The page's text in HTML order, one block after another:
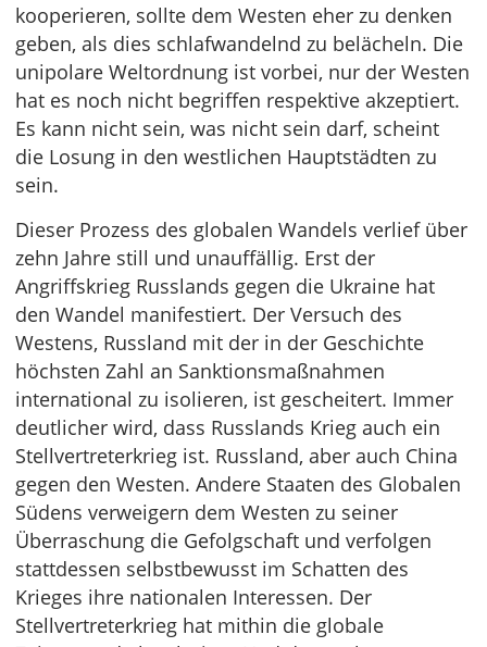
kooperieren, sollte dem Westen eher zu denken
geben, als dies schlafwandelnd zu belächeln. Die
unipolare Weltordnung ist vorbei, nur der Westen
hat es noch nicht begriffen respektive akzeptiert.
Es kann nicht sein, was nicht sein darf, scheint
die Losung in den westlichen Hauptstädten zu
sein.
Dieser Prozess des globalen Wandels verlief über
zehn Jahre still und unauffällig. Erst der
Angriffskrieg Russlands gegen die Ukraine hat
den Wandel manifestiert. Der Versuch des
Westens, Russland mit der in der Geschichte
höchsten Zahl an Sanktionsmaßnahmen
international zu isolieren, ist gescheitert. Immer
deutlicher wird, dass Russlands Krieg auch ein
Stellvertreterkrieg ist. Russland, aber auch China
gegen den Westen. Andere Staaten des Globalen
Südens verweigern dem Westen zu seiner
Überraschung die Gefolgschaft und verfolgen
stattdessen selbstbewusst im Schatten des
Krieges ihre nationalen Interessen. Der
Stellvertreterkrieg hat mithin die globale